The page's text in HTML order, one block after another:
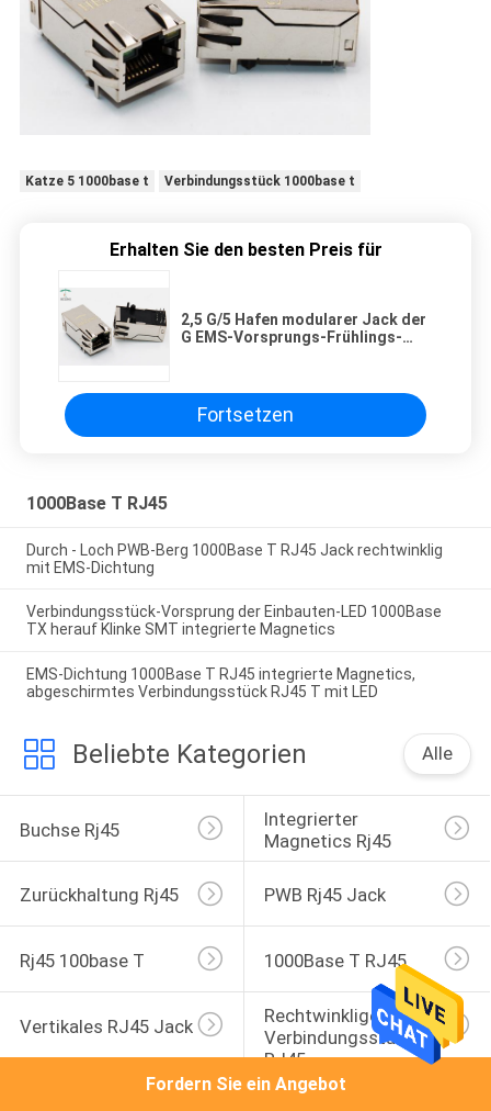
Katze 5 1000base t Verbindungsstück 1000base t
Erhalten Sie den besten Preis für
2,5 G/5 Hafen modularer Jack der
G EMS-Vorsprungs-Frühlings-
Fortsetzen
1000Base T RJ45
Durch - Loch PWB-Berg 1000Base T RJ45 Jack rechtwinklig
mit EMS-Dichtung
Verbindungsstück-Vorsprung der Einbauten-LED 1000Base
TX herauf Klinke SMT integrierte Magnetics
EMS-Dichtung 1000Base T RJ45 integrierte Magnetics,
abgeschirmtes Verbindungsstück RJ45 T mit LED
Beliebte Kategorien Alle
Buchse Rj45
Integrierter
Magnetics Rj45
Zurückhaltung Rj45 PWB Rj45 Jack
Rj45 100base T 1000Base T RJ45
Vertikales RJ45 Jack
Rechtwinkliges
Verbindungsstück
RJ45
Fordern Sie ein Angebot